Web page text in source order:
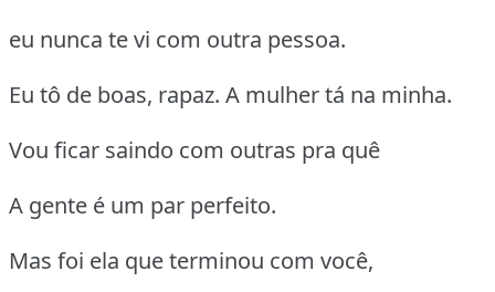
eu nunca te vi com outra pessoa.
Eu tô de boas, rapaz. A mulher tá na minha.
Vou ficar saindo com outras pra quê
A gente é um par perfeito.
Mas foi ela que terminou com você,